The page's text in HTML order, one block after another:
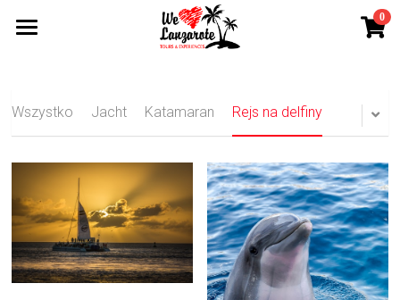
0
Konakt
Blog
Wszystko Jacht Katamaran Rejs na delfiny
×
KATEGORIE SKLEPU